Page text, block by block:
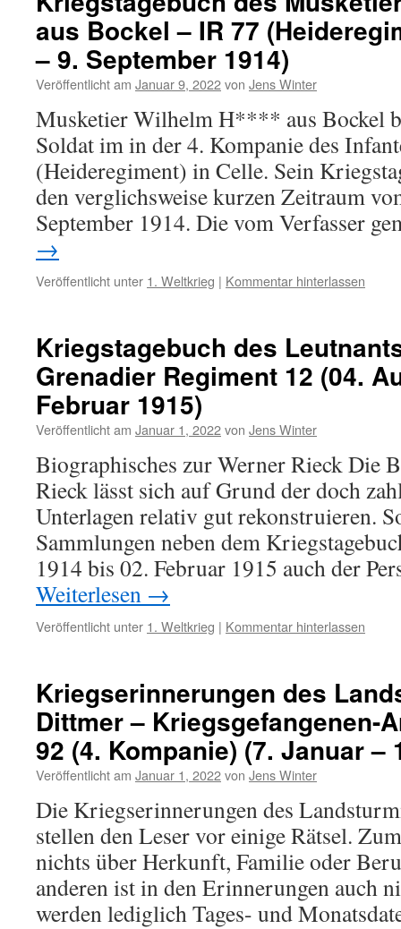
aus Bockel – IR 77
– 9. September 1914)
Veröffentlicht am Januar 9, 2022von Jens Winter
Musketier Wilhelm H**** aus Bockel
Soldat im in der 4. Kompanie des
(Heideregiment) in Celle. Sein
den verglichsweise kurzen Zeitraum
September 1914. Die vom Verfasser
→
Veröffentlicht unter 1. Weltkrieg | Kommentar hinterlassen
Kriegstagebuch des
Grenadier Regiment 12 (04.
Februar 1915)
Veröffentlicht am Januar 1, 2022von Jens Winter
Biographisches zur Werner Rieck Die
Rieck lässt sich auf Grund der doch
Unterlagen relativ gut rekonstruieren.
Sammlungen neben dem
1914 bis 02. Februar 1915 auch der
Weiterlesen →
Veröffentlicht unter 1. Weltkrieg | Kommentar hinterlassen
Kriegserinnerungen des
Dittmer – Kriegsgefangenen-
92 (4. Kompanie) (7. Januar –
Veröffentlicht am Januar 1, 2022von Jens Winter
Die Kriegserinnerungen des
stellen den Leser vor einige Rätsel.
nichts über Herkunft, Familie oder
anderen ist in den Erinnerungen auch
werden lediglich Tages- und